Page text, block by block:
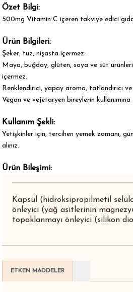
Özet Bilgi:
500mg Vitamin C içeren takviye edici
Ürün Bilgileri:
Şeker, tuz, nişasta içermez.
Maya, buğday, glüten, soya ve süt
içermez.
Renklendirici, yapay aroma, tatlandırıcı ve
Vegan ve vejetaryen bireylerin kullanımına
Kullanım Şekli:
Yetişkinler için, tercihen yemek zamanı,
alınız.
Ürün Bileşimi:
Kapsül (hidroksipropilmetil
önleyici (yağ asitlerinin
topaklanmayı önleyici (silikon
ETKEN MADDELER